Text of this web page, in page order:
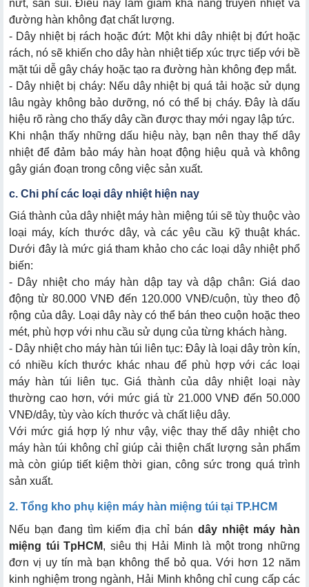
nứt, sần sùi. Điều này làm giảm khả năng truyền nhiệt và
đường hàn không đạt chất lượng.
- Dây nhiệt bị rách hoặc đứt: Một khi dây nhiệt bị đứt hoặc
rách, nó sẽ khiến cho dây hàn nhiệt tiếp xúc trực tiếp với bề
mặt túi dễ gây cháy hoặc tạo ra đường hàn không đẹp mắt.
- Dây nhiệt bị cháy: Nếu dây nhiệt bị quá tải hoặc sử dụng
lâu ngày không bảo dưỡng, nó có thể bị cháy. Đây là dấu
hiệu rõ ràng cho thấy dây cần được thay mới ngay lập tức.
Khi nhận thấy những dấu hiệu này, bạn nên thay thế dây
nhiệt để đảm bảo máy hàn hoạt động hiệu quả và không
gây gián đoạn trong công việc sản xuất.
c. Chi phí các loại dây nhiệt hiện nay
Giá thành của dây nhiệt máy hàn miệng túi sẽ tùy thuộc vào
loại máy, kích thước dây, và các yêu cầu kỹ thuật khác.
Dưới đây là mức giá tham khảo cho các loại dây nhiệt phổ
biến:
- Dây nhiệt cho máy hàn dập tay và dập chân: Giá dao
động từ 80.000 VNĐ đến 120.000 VNĐ/cuộn, tùy theo độ
rộng của dây. Loại dây này có thể bán theo cuộn hoặc theo
mét, phù hợp với nhu cầu sử dụng của từng khách hàng.
- Dây nhiệt cho máy hàn túi liên tục: Đây là loại dây tròn kín,
có nhiều kích thước khác nhau để phù hợp với các loại
máy hàn túi liên tục. Giá thành của dây nhiệt loại này
thường cao hơn, với mức giá từ 21.000 VNĐ đến 50.000
VNĐ/dây, tùy vào kích thước và chất liệu dây.
Với mức giá hợp lý như vậy, việc thay thế dây nhiệt cho
máy hàn túi không chỉ giúp cải thiện chất lượng sản phẩm
mà còn giúp tiết kiệm thời gian, công sức trong quá trình
sản xuất.
2. Tổng kho phụ kiện máy hàn miệng túi tại TP.HCM
Nếu bạn đang tìm kiếm địa chỉ bán dây nhiệt máy hàn
miệng túi TpHCM, siêu thị Hải Minh là một trong những
đơn vị uy tín mà bạn không thể bỏ qua. Với hơn 12 năm
kinh nghiệm trong ngành, Hải Minh không chỉ cung cấp các